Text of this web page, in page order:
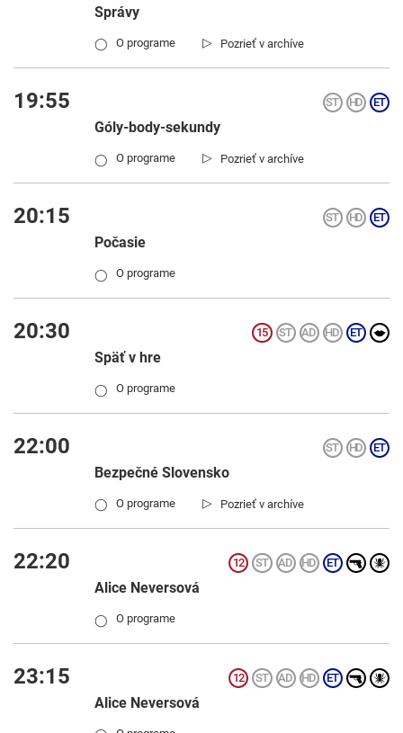
Správy
▷ Pozrieť v archíve
◯ O programe
19:55
Góly-body-sekundy
▷ Pozrieť v archíve
◯ O programe
20:15
Počasie
◯ O programe
20:30
Späť v hre
◯ O programe
22:00
Bezpečné Slovensko
▷ Pozrieť v archíve
◯ O programe
22:20
Alice Neversová
◯ O programe
23:15
Alice Neversová